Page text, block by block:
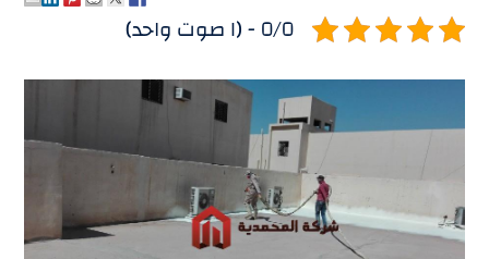
٥/٥ - (١ صوت واحد)